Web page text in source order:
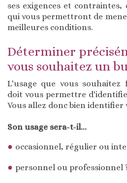
ses exigences et
qui vous permettront de
meilleures conditions.
Déterminer
vous souhaitez un
L'usage que vous
doit vous permettre
Vous allez donc bien identifier
Son usage sera-t-il...
occasionnel, régulier ou
personnel ou professionnel